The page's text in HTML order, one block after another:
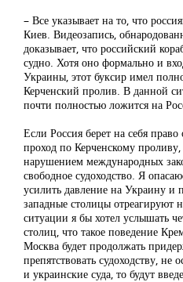
– Все указывает на то, что
Киев. Видеозапись,
доказывает, что российский
судно. Хотя оно формально и
Украины, этот буксир имел
Керченский пролив. В данной
почти полностью ложится на
Если Россия берет на себя
проход по Керченскому
нарушением международных
свободное судоходство. Я
усилить давление на Украину и
западные столицы отреагируют
ситуации я бы хотел услышать
столиц, что такое поведение
Москва будет продолжать
препятствовать судоходству, не
и украинские суда, то будут